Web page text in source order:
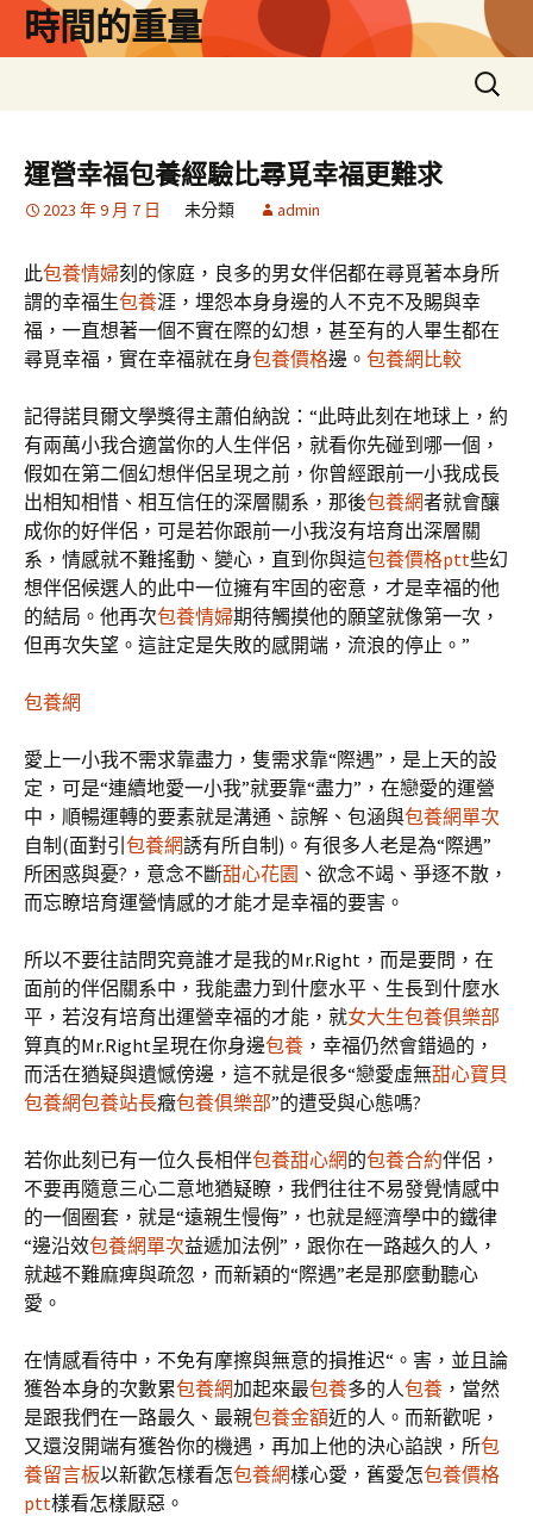
時間的重量
搜
尋
運營幸福包養經驗比尋覓幸福更難求
2023 年 9 月 7 日 未分類 admin
此包養情婦刻的傢庭，良多的男女伴侶都在尋覓著本身所
謂的幸福生包養涯，埋怨本身身邊的人不克不及賜與幸
福，一直想著一個不實在際的幻想，甚至有的人畢生都在
尋覓幸福，實在幸福就在身包養價格邊。 包養網比較
記得諾貝爾文學獎得主蕭伯納說：“此時此刻在地球上，約
有兩萬小我合適當你的人生伴侶，就看你先碰到哪一個，
假如在第二個幻想伴侶呈現之前，你曾經跟前一小我成長
出相知相惜、相互信任的深層關系，那後包養網者就會釀
成你的好伴侶，可是若你跟前一小我沒有培育出深層關
系，情感就不難搖動、變心，直到你與這包養價格ptt些幻
想伴侶候選人的此中一位擁有牢固的密意，才是幸福的他
的結局。他再次包養情婦期待觸摸他的願望就像第一次，
但再次失望。這註定是失敗的感開端，流浪的停止。”
包養網
愛上一小我不需求靠盡力，隻需求靠“際遇”，是上天的設
定，可是“連續地愛一小我”就要靠“盡力”，在戀愛的運營
中，順暢運轉的要素就是溝通、諒解、包涵與包養網單次
自制(面對引 包養網誘有所自制)。有很多人老是為“際遇”
所困惑與憂?，意念不斷甜心花園 、欲念不竭、爭逐不散，
而忘瞭培育運營情感的才能才是幸福的要害。
所以不要往詰問究竟誰才是我的Mr.Right，而是要問，在
面前的伴侶關系中，我能盡力到什麼水平、生長到什麼水
平，若沒有培育出運營幸福的才能，就女大生包養俱樂部
算真的Mr.Right呈現在你身邊包養 ，幸福仍然會錯過的，
而活在猶疑與遺憾傍邊，這不就是很多“戀愛虛無甜心寶貝
包養網包養站長癥包養俱樂部”的遭受與心態嗎?
若你此刻已有一位久長相伴包養甜心網的包養合約伴侶，
不要再隨意三心二意地猶疑瞭，我們往往不易發覺情感中
的一個圈套，就是“遠親生慢侮”，也就是經濟學中的鐵律
“邊沿效包養網單次益遞加法例”，跟你在一路越久的人，
就越不難麻痺與疏忽，而新穎的“際遇”老是那麼動聽心
愛。
在情感看待中，不免有摩擦與無意的損推迟“。害，並且論
獲咎本身的次數累包養網加起來最包養多的人包養 ，當然
是跟我們在一路最久、最親包養金額近的人。而新歡呢，
又還沒開端有獲咎你的機遇，再加上他的決心諂諛，所包
養留言板以新歡怎樣看怎包養網樣心愛，舊愛怎包養價格
ptt樣看怎樣厭惡。